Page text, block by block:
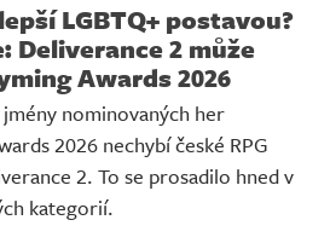
LGBTQ+ postavou?
Deliverance 2 může
Awards 2026
nominovaných her
2026 nechybí české RPG
2. To se prosadilo hned v
kategorií.